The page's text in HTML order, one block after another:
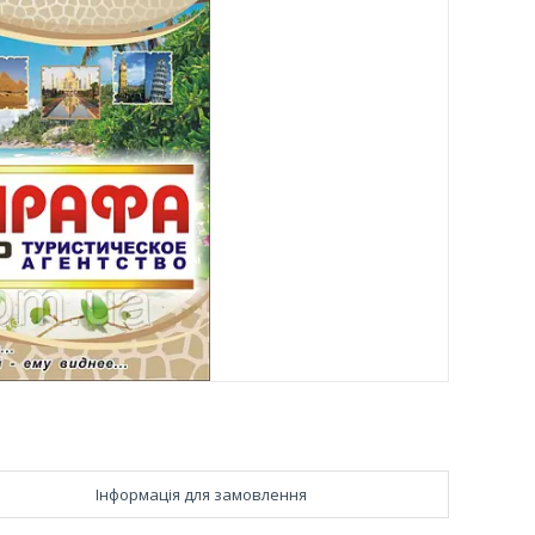
Інформація для замовлення